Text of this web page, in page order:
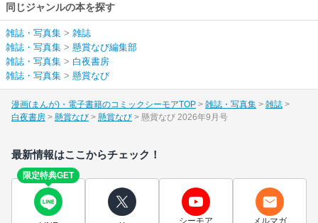
同じジャンルの本を探す
雑誌・写真集 > 雑誌
雑誌・写真集 > 懸賞なび編集部
雑誌・写真集 > 白夜書房
雑誌・写真集 > 懸賞なび
漫画(まんが)・電子書籍のコミックシーモアTOP 雑誌・写真集
雑誌
白夜書房
懸賞なび 懸賞なび 懸賞なび 2026年9月号
最新情報はここからチェック！
限定特典GET
シーモア
メルマガ